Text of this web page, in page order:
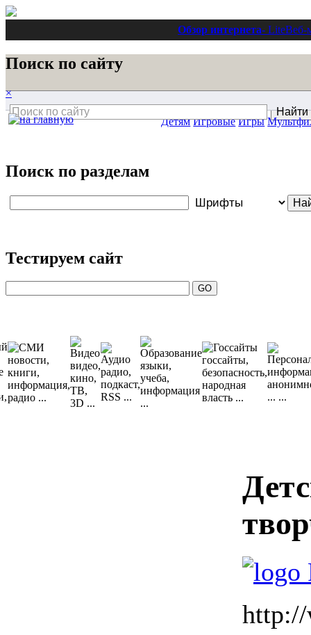
Обзор интернета- LiteВеб-
Поиск по сайту
×
Поиск по разделам
Тестируем сайт
Детям Игровые Игры